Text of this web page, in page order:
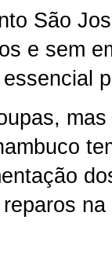
São
e sem